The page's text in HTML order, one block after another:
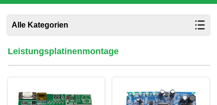
Alle Kategorien
Leistungsplatinenmontage